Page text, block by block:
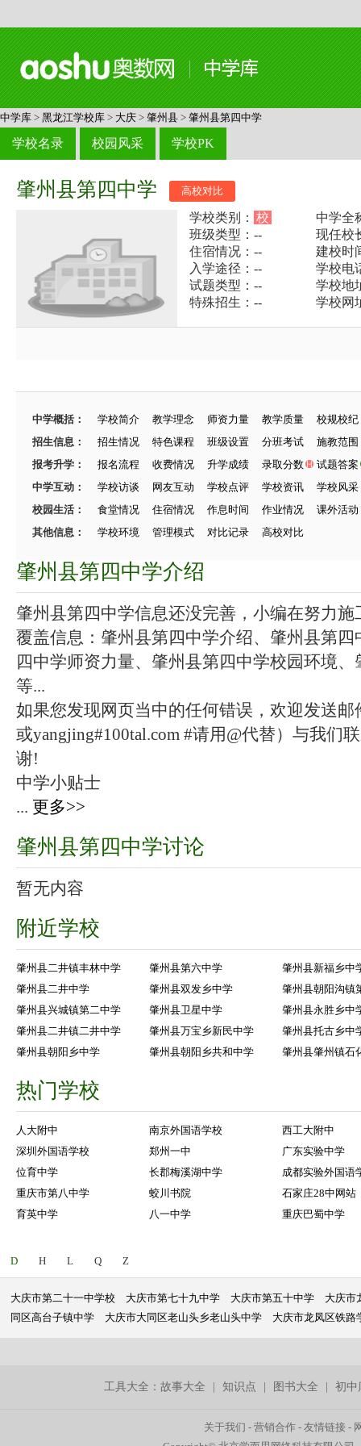
中学库 > 黑龙江学校库 > 大庆 > 肇州县 > 肇州县第四中学
学校名录 校园风采 学校PK
肇州县第四中学 高校对比
学校类别： 校
中学全
班级类型：--
现任校
住宿情况：--
建校时
入学途径：--
学校电
试题类型：--
学校地
特殊招生：--
学校网
中学概括： 学校简介 教学理念 师资力量 教学质量
校规校纪
招生信息：
招生情况 特色课程 班级设置 分班考试
施教范围
报考升学：
报名流程 收费情况 升学成绩 录取分数
试题答案
中学互动：
学校访谈 网友互动 学校点评 学校资讯
学校风采
校园生活：
食堂情况 住宿情况 作息时间 作业情况
课外活动
其他信息：
学校环境 管理模式 对比记录 高校对比
肇州县第四中学介绍
肇州县第四中学信息还没完善，小编在努力施
覆盖信息：肇州县第四中学介绍、肇州县第
四中学师资力量、肇州县第四中学校园环境
等...
如果您发现网页当中的任何错误，欢迎发送邮
或yangjing#100tal.com #请用@代替）与我们
谢!
中学小贴士
... 更多>>
肇州县第四中学讨论
暂无内容
附近学校
肇州县二井镇丰林中学 肇州县第六中学
肇州县新福乡中
肇州县二井中学
肇州县双发乡中学
肇州县朝阳沟镇
肇州县兴城镇第二中学
肇州县卫星中学
肇州县永胜乡中
肇州县二井镇二井中学
肇州县万宝乡新民中学
肇州县托古乡中
肇州县朝阳乡中学
肇州县朝阳乡共和中学 肇州县肇州镇石
热门学校
人大附中 南京外国语学校
西工大附中
深圳外国语学校
郑州一中
广东实验中学
位育中学
长郡梅溪湖中学
成都实验外国语
重庆市第八中学
蛟川书院
石家庄28中网站
育英中学
八一中学 重庆巴蜀中学
D H L Q Z
大庆市第二十一中学校 大庆市第七十九中学 大庆市第五十中学
大庆市
同区高台子镇中学
大庆市大同区老山头乡老山头中学 大庆市龙凤区铁路
工具大全：故事大全 |知识点 图书大全 |初中
关于我们 -营销合作 -友情链接 -